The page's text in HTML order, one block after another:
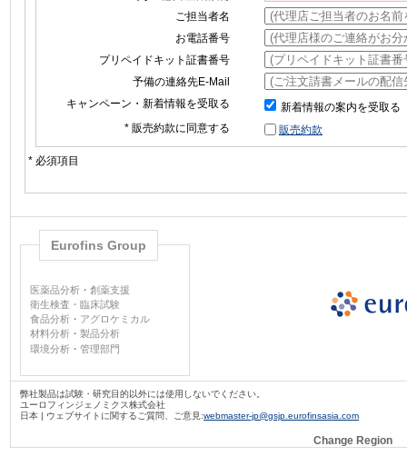
ご担当者名
お電話番号
プリペイドキット証書番号
予備の連絡先E-Mail
キャンペーン・新着情報を受取る
新着情報の案内を受取る
* 販売約款に同意する
販売約款
* 必須項目
Eurofins Group
医薬品分析 ・ 創薬支援
衛生検査・臨床試験
食品分析 ・ アグロケミカル
材料分析 ・ 製品分析
環境分析 ・ 管理部門
弊社製品は試験・研究目的以外には使用しないでください。
ユーロフィンジェノミクス株式会社
日本 | ウェブサイトに関するご質問、ご意見:webmaster-jp@gsjp.eurofinsasia.com
Change Region